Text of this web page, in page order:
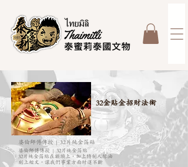
婆倫師傅傳授 | 32片純金箔貼
婆倫師傅傳授 | 32片純金箔貼
32片純金箔貼在額頭上，加上特制人緣油
刻上經文，讓我們事業方面財運不斷
32金貼金招財法術